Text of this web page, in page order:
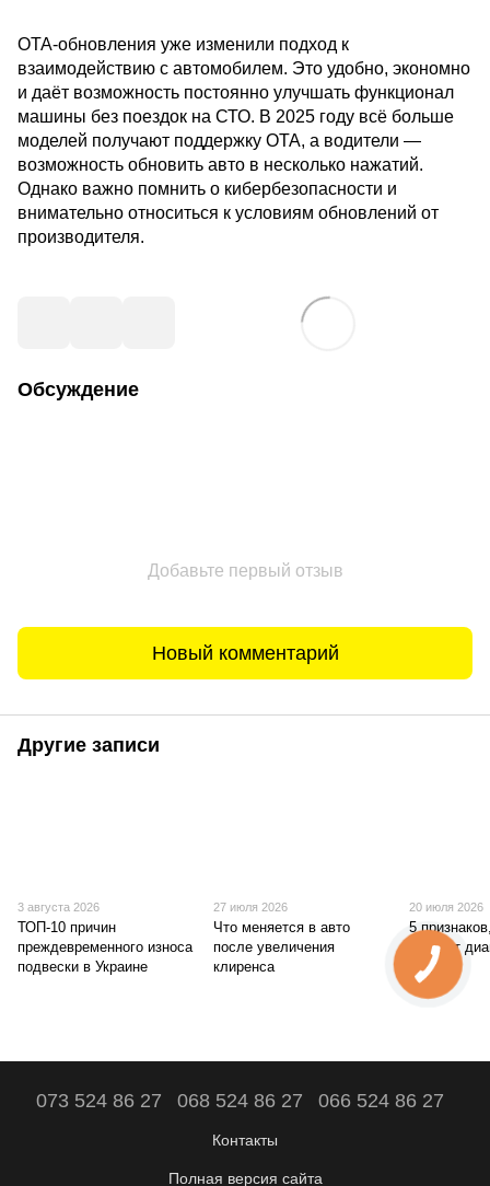
OTA-обновления уже изменили подход к
взаимодействию с автомобилем. Это удобно, экономно
и даёт возможность постоянно улучшать функционал
машины без поездок на СТО. В 2025 году всё больше
моделей получают поддержку OTA, а водители —
возможность обновить авто в несколько нажатий.
Однако важно помнить о кибербезопасности и
внимательно относиться к условиям обновлений от
производителя.
Обсуждение
Добавьте первый отзыв
Новый комментарий
Другие записи
3 августа 2026
ТОП-10 причин
преждевременного износа
подвески в Украине
27 июля 2026
Что меняется в авто
после увеличения
клиренса
20 июля 2026
5
требует
сегодня
073 524 86 27 068 524 86 27 066 524 86 27
Контакты
Полная версия сайта